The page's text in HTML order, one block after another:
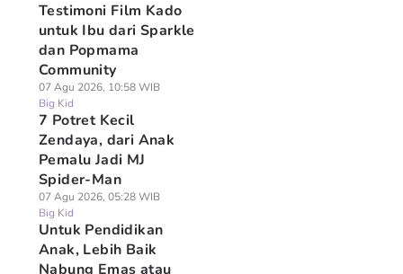
Testimoni Film Kado
untuk Ibu dari Sparkle
dan Popmama
Community
07 Agu 2026, 10:58 WIB
Big Kid
7 Potret Kecil
Zendaya, dari Anak
Pemalu Jadi MJ
Spider-Man
07 Agu 2026, 05:28 WIB
Big Kid
Untuk Pendidikan
Anak, Lebih Baik
Nabung Emas atau